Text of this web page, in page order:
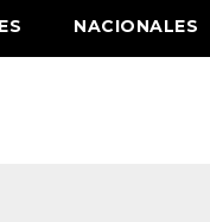
NACIONALES